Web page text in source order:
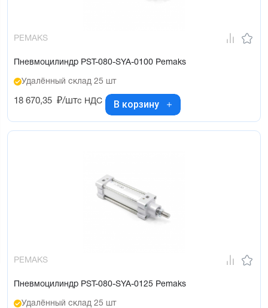
PEMAKS
Пневмоцилиндр PST-080-SYA-0100 Pemaks
Удалённый склад 25 шт
18 670,35 ₽/штс НДС В корзину
PEMAKS
Пневмоцилиндр PST-080-SYA-0125 Pemaks
Удалённый склад 25 шт